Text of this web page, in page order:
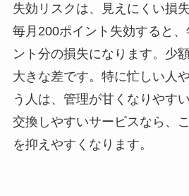
失効リスクは、見えにくい損
毎月200ポイント失効すると
ント分の損失になります。少
大きな差です。特に忙しい人
う人は、管理が甘くなりやす
交換しやすいサービスなら、
を抑えやすくなります。